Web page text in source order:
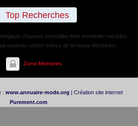
Top Recherches
chasseur immobilier bien immobilier meubles
veranda confort stores de terrasse électricien
Zone Membres
: www.annuaire-mode.org | Création site internet
Purement.com